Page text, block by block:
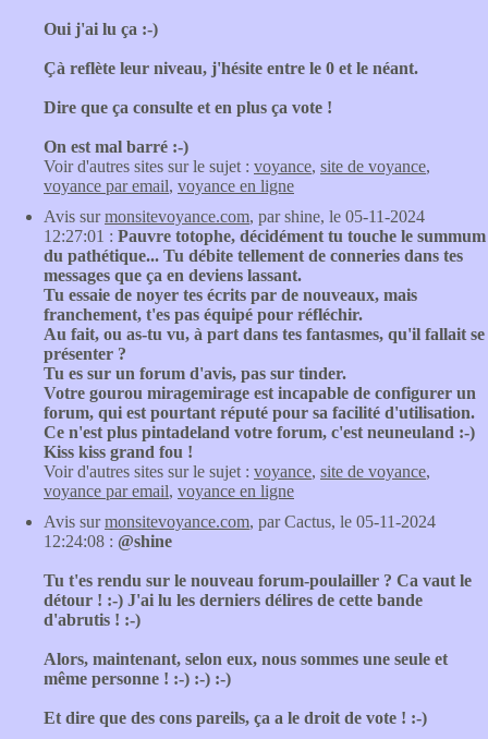
Oui j'ai lu ça :-)
Çà reflète leur niveau, j'hésite entre le 0 et le néant.
Dire que ça consulte et en plus ça vote !
On est mal barré :-)
Voir d'autres sites sur le sujet : voyance, site de voyance,
voyance par email, voyance en ligne
Avis surmonsitevoyance.com, par shine, le 05-11-2024
12:27:01 : Pauvre totophe, décidément tu touche le summum
du pathétique... Tu débite tellement de conneries dans tes
messages que ça en deviens lassant.
Tu essaie de noyer tes écrits par de nouveaux, mais
franchement, t'es pas équipé pour réfléchir.
Au fait, ou as-tu vu, à part dans tes fantasmes, qu'il fallait se
présenter ?
Tu es sur un forum d'avis, pas sur tinder.
Votre gourou miragemirage est incapable de configurer un
forum, qui est pourtant réputé pour sa facilité d'utilisation.
Ce n'est plus pintadeland votre forum, c'est neuneuland :-)
Kiss kiss grand fou !
Voir d'autres sites sur le sujet : voyance, site de voyance,
voyance par email, voyance en ligne
Avis surmonsitevoyance.com, par Cactus, le 05-11-2024
12:24:08 : @shine
Tu t'es rendu sur le nouveau forum-poulailler ? Ca vaut le
détour ! :-) J'ai lu les derniers délires de cette bande
d'abrutis ! :-)
Alors, maintenant, selon eux, nous sommes une seule et
même personne ! :-) :-) :-)
Et dire que des cons pareils, ça a le droit de vote ! :-)